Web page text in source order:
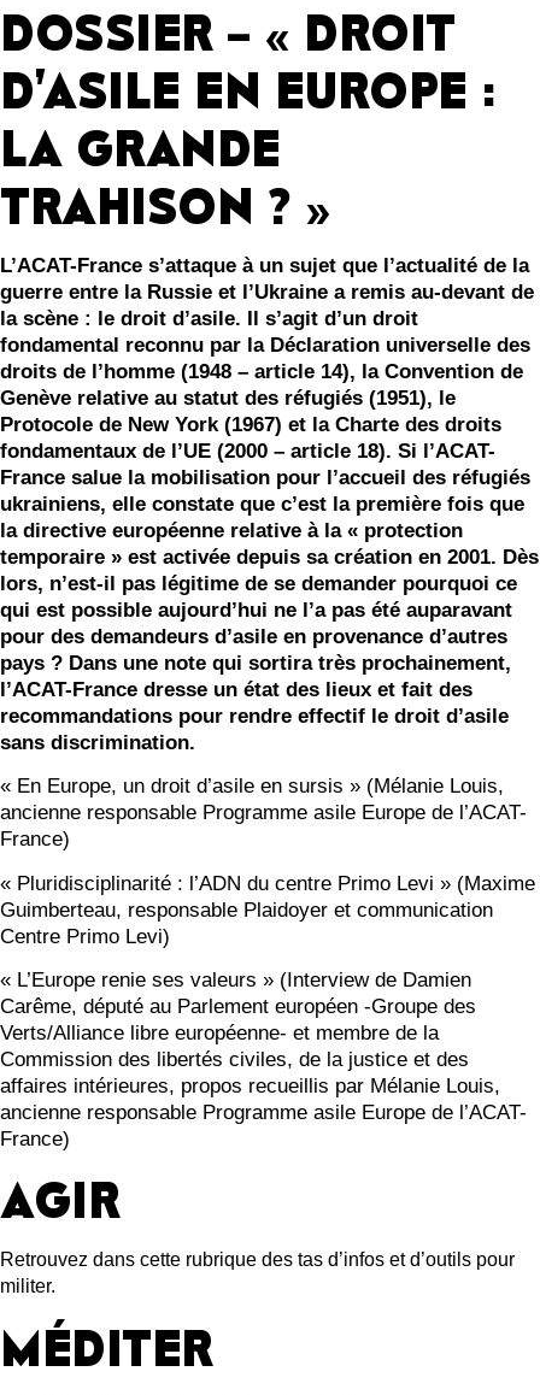
DOSSIER – « DROIT
D’ASILE EN EUROPE :
LA GRANDE
TRAHISON ? »
L’ACAT-France s’attaque à un sujet que l’actualité de la
guerre entre la Russie et l’Ukraine a remis au-devant de
la scène : le droit d’asile. Il s’agit d’un droit
fondamental reconnu par la Déclaration universelle des
droits de l’homme (1948 – article 14), la Convention de
Genève relative au statut des réfugiés (1951), le
Protocole de New York (1967) et la Charte des droits
fondamentaux de l’UE (2000 – article 18). Si l’ACAT-
France salue la mobilisation pour l’accueil des réfugiés
ukrainiens, elle constate que c’est la première fois que
la directive européenne relative à la « protection
temporaire » est activée depuis sa création en 2001. Dès
lors, n’est-il pas légitime de se demander pourquoi ce
qui est possible aujourd’hui ne l’a pas été auparavant
pour des demandeurs d’asile en provenance d’autres
pays ? Dans une note qui sortira très prochainement,
l’ACAT-France dresse un état des lieux et fait des
recommandations pour rendre effectif le droit d’asile
sans discrimination.
« En Europe, un droit d’asile en sursis » (Mélanie Louis,
ancienne responsable Programme asile Europe de l’ACAT-
France)
« Pluridisciplinarité : l’ADN du centre Primo Levi » (Maxime
Guimberteau, responsable Plaidoyer et communication
Centre Primo Levi)
« L’Europe renie ses valeurs » (Interview de Damien
Carême, député au Parlement européen -Groupe des
Verts/Alliance libre européenne- et membre de la
Commission des libertés civiles, de la justice et des
affaires intérieures, propos recueillis par Mélanie Louis,
ancienne responsable Programme asile Europe de l’ACAT-
France)
AGIR
Retrouvez dans cette rubrique des tas d’infos et d’outils pour
militer.
MÉDITER